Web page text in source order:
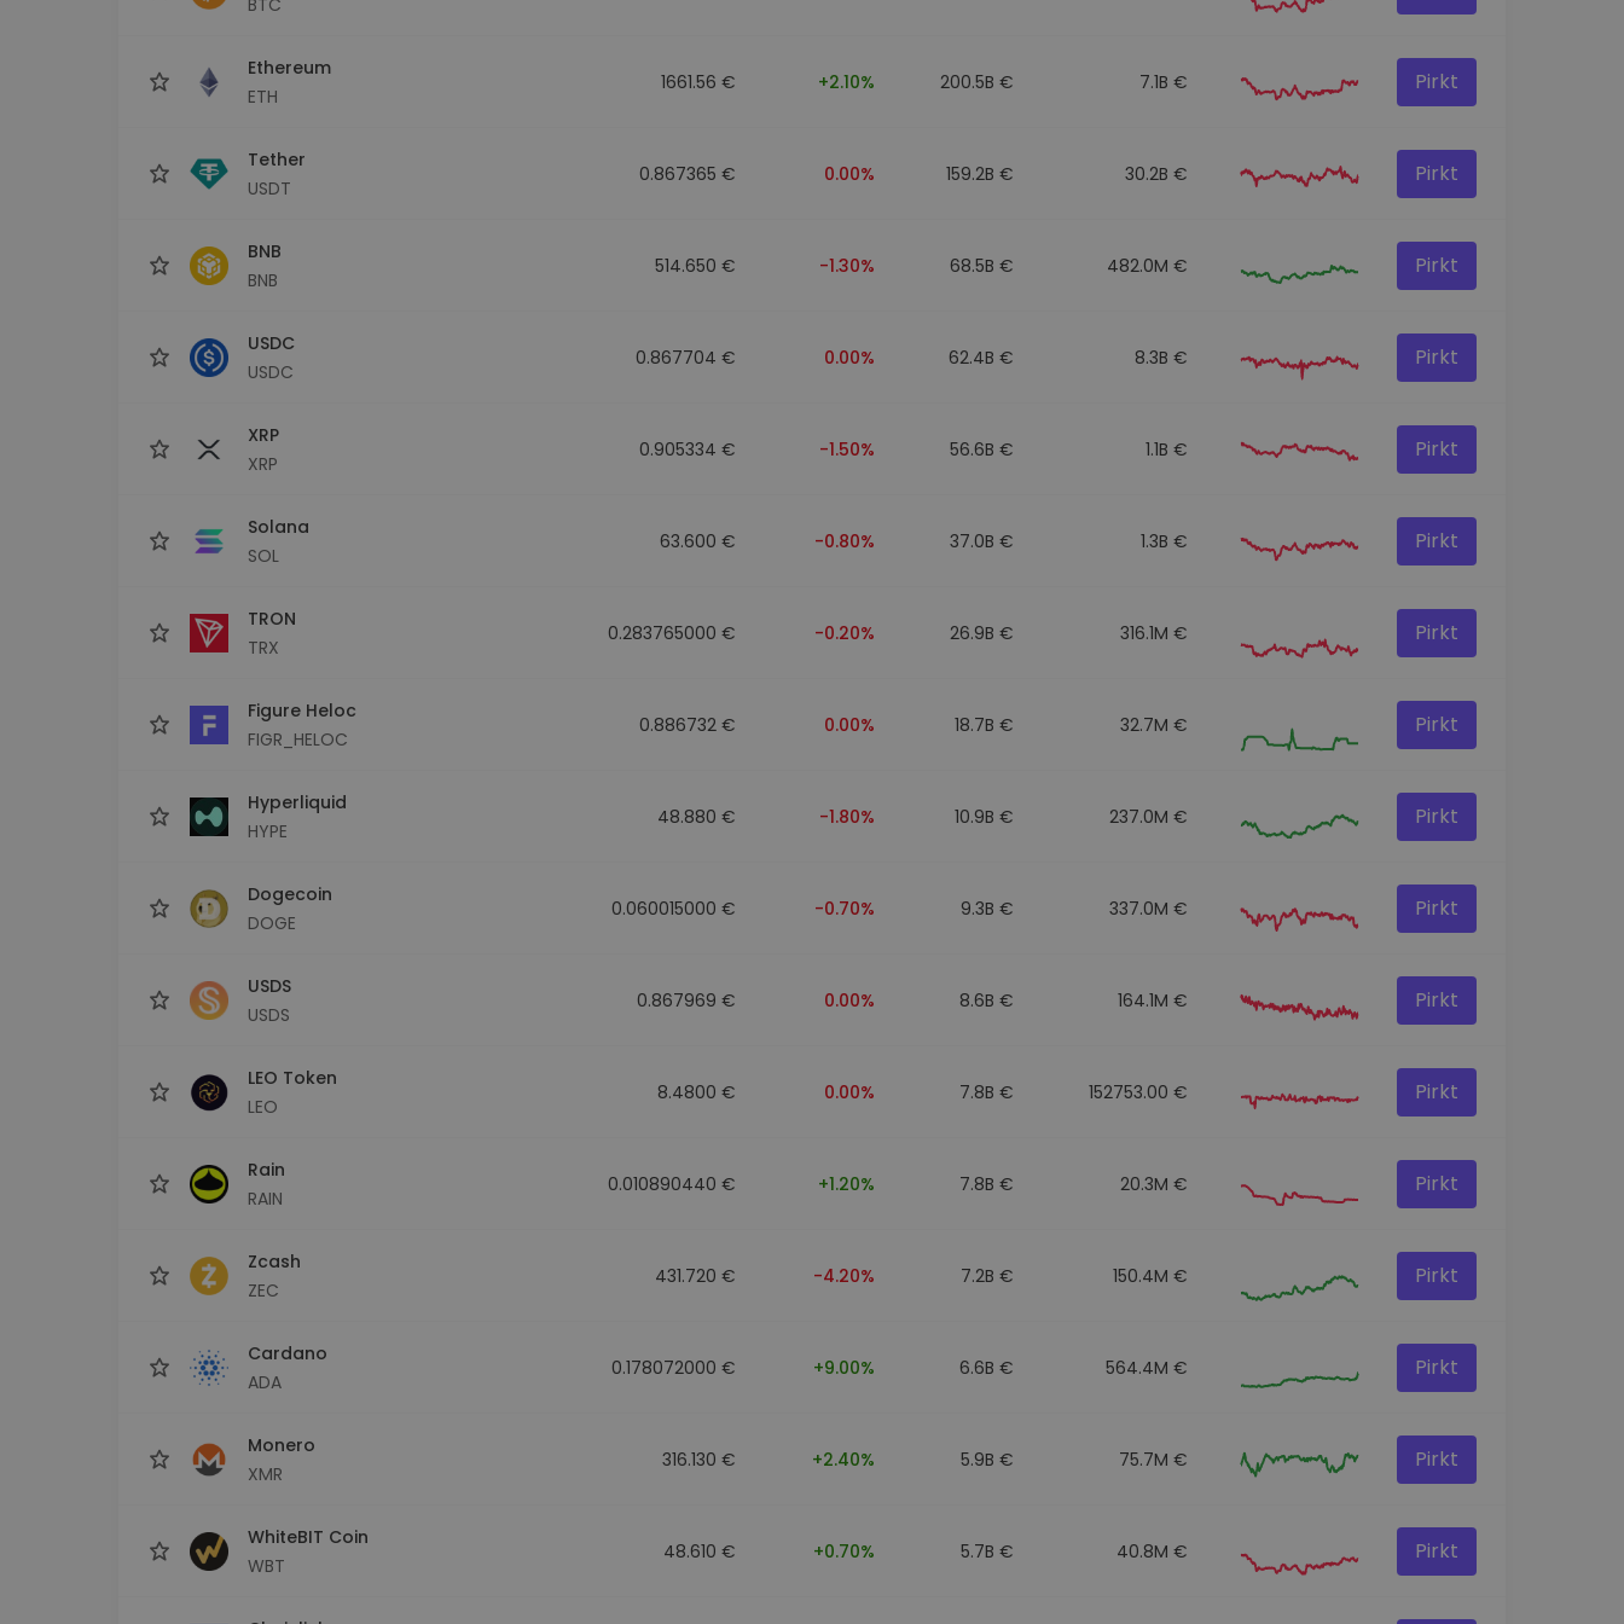
Ethereum
ETH
1661.56 € +2.10% 200.5B € 7.1B € Pirkt
Tether
USDT
0.867365 € 0.00% 159.2B € 30.2B € Pirkt
BNB
BNB
514.650 € -1.30% 68.5B € 482.0M € Pirkt
USDC
USDC
0.867704 € 0.00% 62.4B € 8.3B € Pirkt
XRP
XRP
0.905334 € -1.50% 56.6B € 1.1B € Pirkt
Solana
SOL
63.600 € -0.80% 37.0B € 1.3B € Pirkt
TRON
TRX
0.283765000 € -0.20% 26.9B € 316.1M € Pirkt
Figure Heloc
FIGR_HELOC
0.886732 € 0.00% 18.7B € 32.7M € Pirkt
Hyperliquid
HYPE
48.880 € -1.80% 10.9B € 237.0M € Pirkt
Dogecoin
DOGE
0.060015000 € -0.70% 9.3B € 337.0M € Pirkt
USDS
USDS
0.867969 € 0.00% 8.6B € 164.1M € Pirkt
LEO Token
LEO
8.4800 € 0.00% 7.8B € 152753.00 € Pirkt
Rain
RAIN
0.010890440 € +1.20% 7.8B € 20.3M € Pirkt
Zcash
ZEC
431.720 € -4.20% 7.2B € 150.4M € Pirkt
Cardano
ADA
0.178072000 € +9.00% 6.6B € 564.4M € Pirkt
Monero
XMR
316.130 € +2.40% 5.9B € 75.7M € Pirkt
WhiteBIT Coin
WBT
48.610 € +0.70% 5.7B € 40.8M € Pirkt